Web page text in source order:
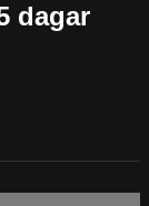
dagar